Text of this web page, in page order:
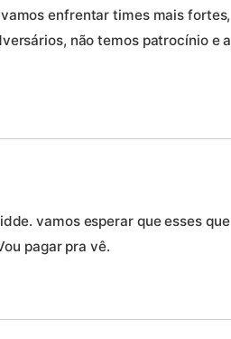
enfrentar times mais fortes,
não temos patrocínio e a
vamos esperar que esses que
pagar pra vê.